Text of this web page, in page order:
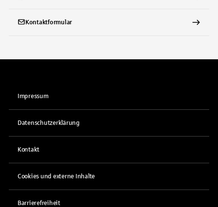
Kontaktformular
Impressum
Datenschutzerklärung
Kontakt
Cookies und externe Inhalte
Barrierefreiheit